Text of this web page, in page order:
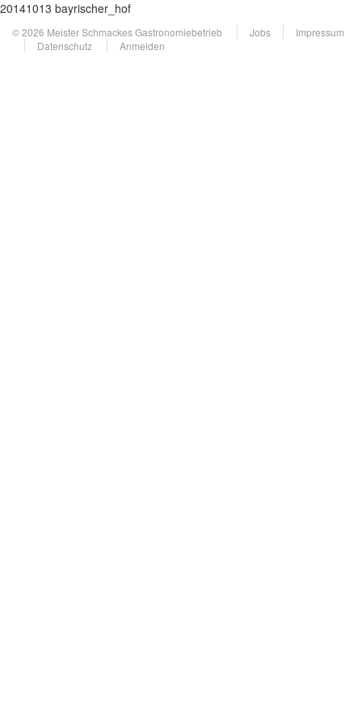
20141013 bayrischer_hof
© 2026 Meister Schmackes Gastronomiebetrieb Jobs
Impressum
Datenschutz
Anmelden